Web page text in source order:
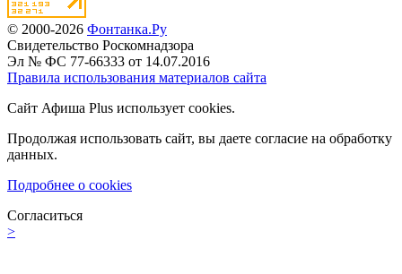
© 2000-2026 Фонтанка.Ру
Свидетельство Роскомнадзора
Эл № ФС 77-66333 от 14.07.2016
Правила использования материалов сайта
Сайт Афиша Plus использует cookies.
Продолжая использовать сайт, вы даете согласие на обработку
данных.
Подробнее о cookies
Согласиться
>